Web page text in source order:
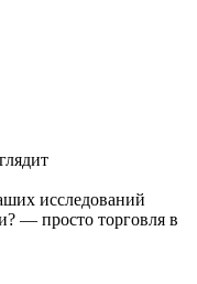
исследований
— просто торговля в